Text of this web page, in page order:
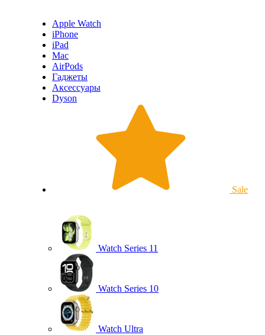
Apple Watch
iPhone
iPad
Mac
AirPods
Гаджеты
Аксессуары
Dyson
Sale
Watch Series 11
Watch Series 10
Watch Ultra